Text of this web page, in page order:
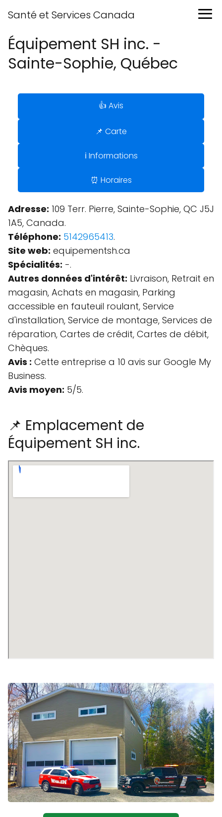
Santé et Services Canada
Équipement SH inc. -
Sainte-Sophie, Québec
👍 Avis
📌 Carte
ℹ️ Informations
⏰ Horaires
Adresse: 109 Terr. Pierre, Sainte-Sophie, QC J5J
1A5, Canada.
Téléphone: 5142965413.
Site web: equipementsh.ca
Spécialités: -.
Autres données d'intérêt: Livraison, Retrait en
magasin, Achats en magasin, Parking
accessible en fauteuil roulant, Service
d'installation, Service de montage, Services de
réparation, Cartes de crédit, Cartes de débit,
Chèques.
Avis : Cette entreprise a 10 avis sur Google My
Business.
Avis moyen: 5/5.
📌 Emplacement de
Équipement SH inc.